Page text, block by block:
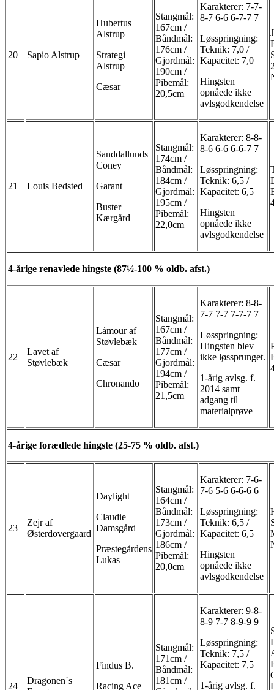
20 Sapio Alstrup
Hubertus
Alstrup
Strategi
Alstrup
Cæsar
Stangmål:
167cm /
Båndmål:
176cm /
Gjordmål:
190cm /
Pibemål:
20,5cm
Karakterer: 7-7-
8-7 6-6 6-7-7 7
Løsspringning:
Teknik: 7,0 /
Kapacitet: 7,0
Hingsten
opnåede ikke
avlsgodkendelse
21 Louis Bedsted
Sanddallunds
Coney
Garant
Buster
Kærgård
Stangmål:
174cm /
Båndmål:
184cm /
Gjordmål:
195cm /
Pibemål:
22,0cm
Karakterer: 8-8-
8-6 6-6 6-6-7 7
Løsspringning:
Teknik: 6,5 /
Kapacitet: 6,5
Hingsten
opnåede ikke
avlsgodkendelse
4-årige renavlede hingste (87½-100 % oldb. afst.)
22
Lavet af
Støvlebæk
Lámour af
Støvlebæk
Cæsar
Chronando
Stangmål:
167cm /
Båndmål:
177cm /
Gjordmål:
194cm /
Pibemål:
21,5cm
Karakterer: 8-8-
7-7 7-7 7-7-7 7
Løsspringning:
Hingsten blev
ikke løssprunget.
1-årig avlsg. f.
2014 samt
adgang til
materialprøve
4-årige forædlede hingste (25-75 % oldb. afst.)
23
Zejr af
Østerdovergaard
Daylight
Claudie
Damsgård
Præstegårdens
Lukas
Stangmål:
164cm /
Båndmål:
173cm /
Gjordmål:
186cm /
Pibemål:
20,0cm
Karakterer: 7-6-
7-6 5-6 6-6-6 6
Løsspringning:
Teknik: 6,5 /
Kapacitet: 6,5
Hingsten
opnåede ikke
avlsgodkendelse
24
Dragonen´s
Findus B.
Racing Ace
Stangmål:
171cm /
Båndmål:
181cm /
Karakterer: 9-8-
8-9 7-7 8-9-9 9
Løsspringning:
Teknik: 7,5 /
Kapacitet: 7,5
1-årig avlsg. f.